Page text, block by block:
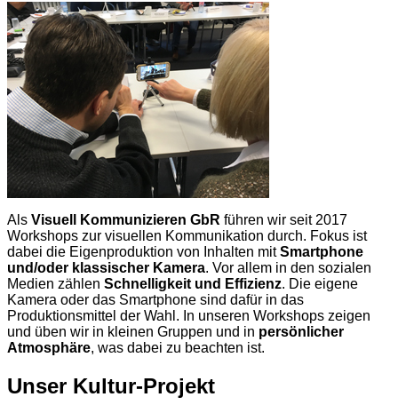
Als Visuell Kommunizieren GbR führen wir seit 2017
Workshops zur visuellen Kommunikation durch. Fokus ist
dabei die Eigenproduktion von Inhalten mitSmartphone
und/oder klassischer Kamera. Vor allem in den sozialen
Medien zählen Schnelligkeit und Effizienz. Die eigene
Kamera oder das Smartphone sind dafür in das
Produktionsmittel der Wahl. In unseren Workshops zeigen
und üben wir in kleinen Gruppen und in persönlicher
Atmosphäre, was dabei zu beachten ist.
Unser Kultur-Projekt